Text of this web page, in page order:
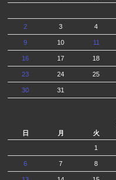
2 3 4
9 10 11
16 17 18
23 24 25
30 31
日
月 火
1
6 7 8